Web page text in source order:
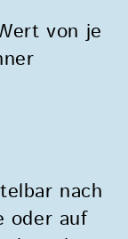
von je
nach
oder auf